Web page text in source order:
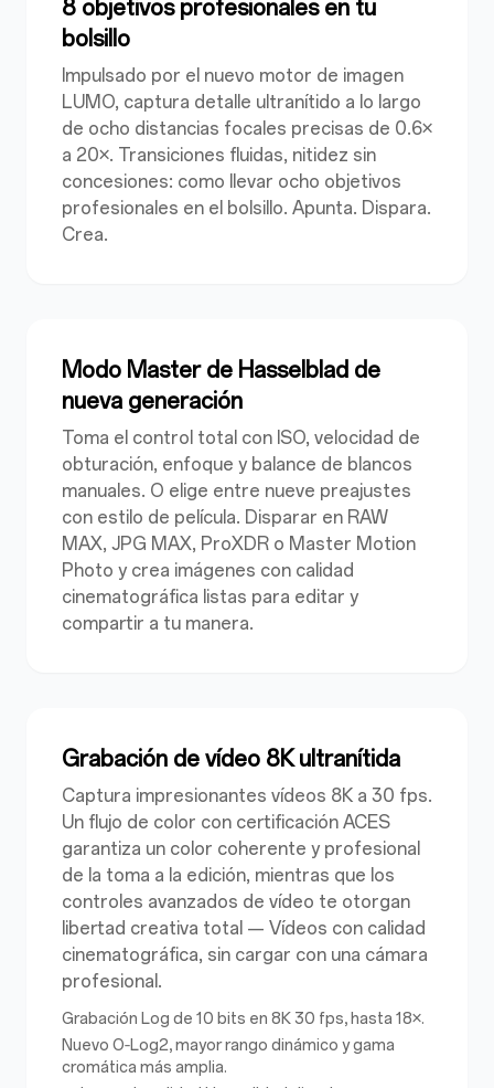
8 objetivos profesionales en tu
bolsillo
Impulsado por el nuevo motor de imagen
LUMO, captura detalle ultranítido a lo largo
de ocho distancias focales precisas de 0.6×
a 20×. Transiciones fluidas, nitidez sin
concesiones: como llevar ocho objetivos
profesionales en el bolsillo. Apunta. Dispara.
Crea.
Modo Master de Hasselblad de
nueva generación
Toma el control total con ISO, velocidad de
obturación, enfoque y balance de blancos
manuales. O elige entre nueve preajustes
con estilo de película. Disparar en RAW
MAX, JPG MAX, ProXDR o Master Motion
Photo y crea imágenes con calidad
cinematográfica listas para editar y
compartir a tu manera.
Grabación de vídeo 8K ultranítida
Captura impresionantes vídeos 8K a 30 fps.
Un flujo de color con certificación ACES
garantiza un color coherente y profesional
de la toma a la edición, mientras que los
controles avanzados de vídeo te otorgan
libertad creativa total — Vídeos con calidad
cinematográfica, sin cargar con una cámara
profesional.
Grabación Log de 10 bits en 8K 30 fps, hasta 18×.
Nuevo O‑Log2, mayor rango dinámico y gama
cromática más amplia.